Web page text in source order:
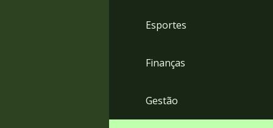
Esportes
Finanças
Gestão